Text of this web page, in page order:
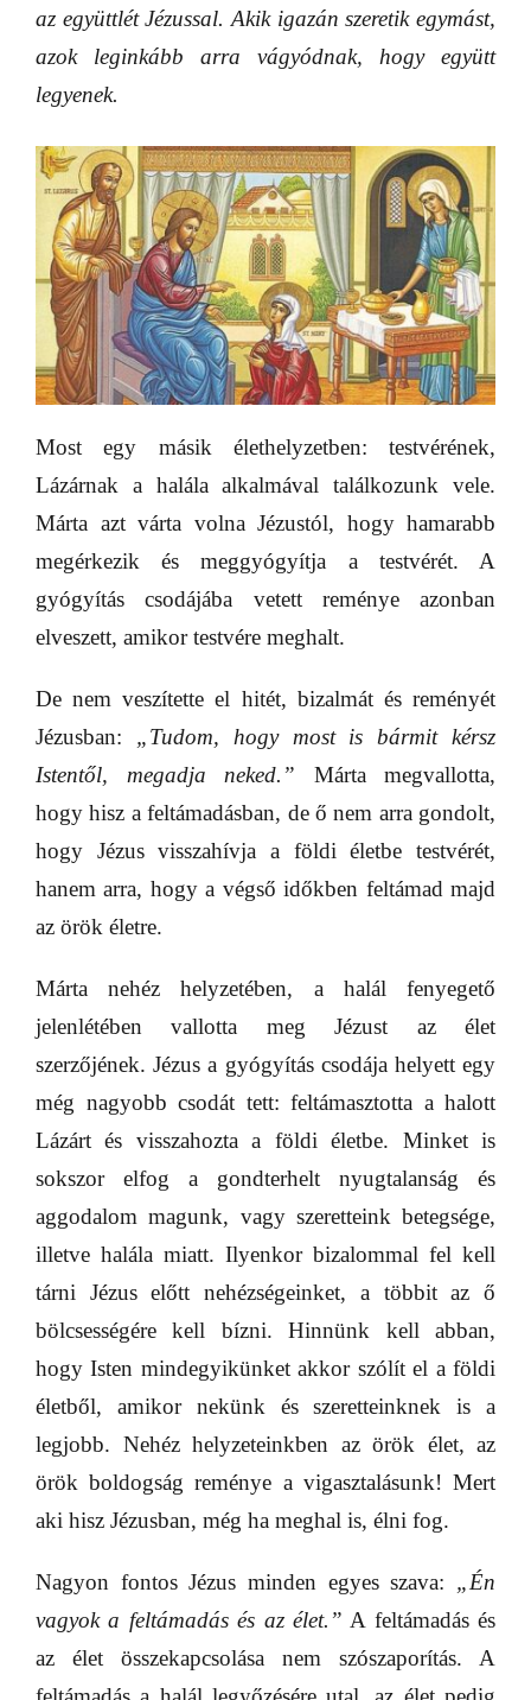
az együttlét Jézussal. Akik igazán szeretik egymást,
azok leginkább arra vágyódnak, hogy együtt
legyenek.
Most egy másik élethelyzetben: testvérének,
Lázárnak a halála alkalmával találkozunk vele.
Márta azt várta volna Jézustól, hogy hamarabb
megérkezik és meggyógyítja a testvérét. A
gyógyítás csodájába vetett reménye azonban
elveszett, amikor testvére meghalt.
De nem veszítette el hitét, bizalmát és reményét
Jézusban: „Tudom, hogy most is bármit kérsz
Istentől, megadja neked.” Márta megvallotta,
hogy hisz a feltámadásban, de ő nem arra gondolt,
hogy Jézus visszahívja a földi életbe testvérét,
hanem arra, hogy a végső időkben feltámad majd
az örök életre.
Márta nehéz helyzetében, a halál fenyegető
jelenlétében vallotta meg Jézust az élet
szerzőjének. Jézus a gyógyítás csodája helyett egy
még nagyobb csodát tett: feltámasztotta a halott
Lázárt és visszahozta a földi életbe. Minket is
sokszor elfog a gondterhelt nyugtalanság és
aggodalom magunk, vagy szeretteink betegsége,
illetve halála miatt. Ilyenkor bizalommal fel kell
tárni Jézus előtt nehézségeinket, a többit az ő
bölcsességére kell bízni. Hinnünk kell abban,
hogy Isten mindegyikünket akkor szólít el a földi
életből, amikor nekünk és szeretteinknek is a
legjobb. Nehéz helyzeteinkben az örök élet, az
örök boldogság reménye a vigasztalásunk! Mert
aki hisz Jézusban, még ha meghal is, élni fog.
Nagyon fontos Jézus minden egyes szava: „Én
vagyok a feltámadás és az élet.” A feltámadás és
az élet összekapcsolása nem szószaporítás. A